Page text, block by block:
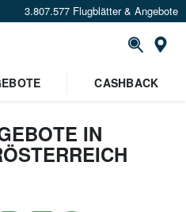
3.807.577 Flugblätter & Angebote
CASHBACK
IN